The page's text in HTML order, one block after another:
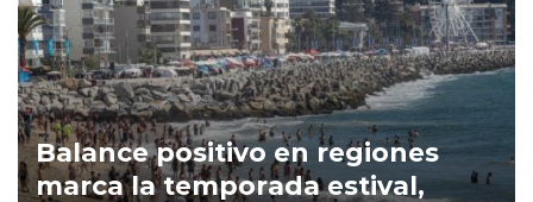
Balance positivo en regiones
marca la temporada estival,